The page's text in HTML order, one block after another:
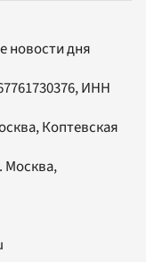
новости дня
ИНН
Коптевская
Москва,